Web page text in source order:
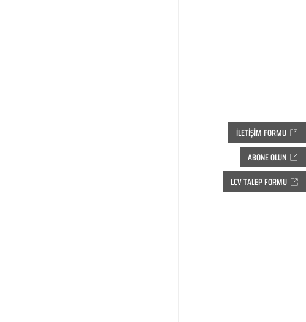
ABONE OLUN
LCV TALEP FORMU
İLETİŞİM FORMU